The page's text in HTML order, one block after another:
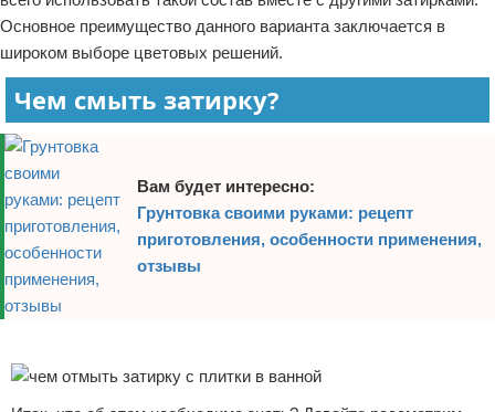
Основное преимущество данного варианта заключается в
широком выборе цветовых решений.
Чем смыть затирку?
Вам будет интересно:
Грунтовка своими руками: рецепт
приготовления, особенности применения,
отзывы